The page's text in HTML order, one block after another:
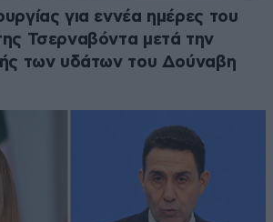
για εννέα ημέρες του
Τσερναβόντα μετά την
των υδάτων του Δούναβη